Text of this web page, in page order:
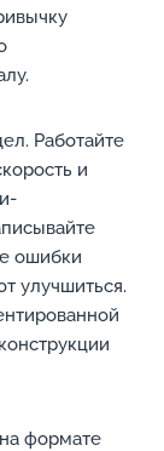
Работайте
и
ошибки
улучшиться.
формате